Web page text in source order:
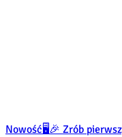
Nowość🖥️🎉 Zrób